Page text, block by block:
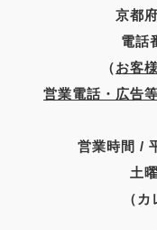
京都
電話
（お客
営業電話・広告
営業時間 /
土
（